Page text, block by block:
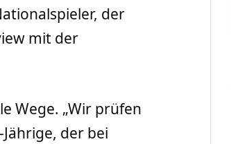
der
mit der
Wege. „Wir prüfen
der bei